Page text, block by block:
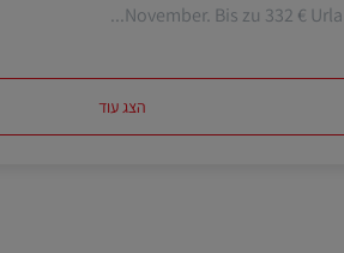
November. Bis zu 332 €
הצג עוד